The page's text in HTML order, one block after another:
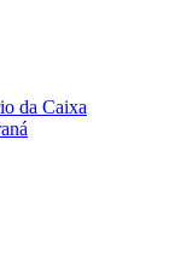
da Caixa